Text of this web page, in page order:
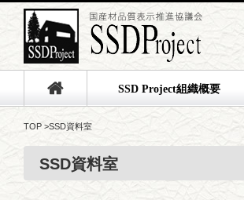
SSD Project組織概要
TOP >SSD資料室
SSD資料室